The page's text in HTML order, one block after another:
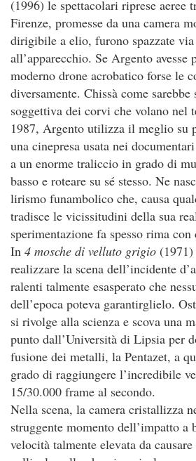
(1996) le spettacolari riprese aeree
Firenze, promesse da una camera
dirigibile a elio, furono spazzate
all’apparecchio. Se Argento avesse
moderno drone acrobatico forse le
diversamente. Chissà come sarebbe
soggettiva dei corvi che volano nel
1987, Argento utilizza il meglio su
una cinepresa usata nei
a un enorme traliccio in grado di
basso e roteare su sé stesso. Ne
lirismo funambolico che, causa
tradisce le vicissitudini della sua
sperimentazione fa spesso rima
In 4 mosche di velluto grigio
realizzare la scena dell’incidente
ralenti talmente esasperato che
dell’epoca poteva garantirglielo.
si rivolge alla scienza e scova una
punto dall’Università di Lipsia per
fusione dei metalli, la Pentazet, a
grado di raggiungere l’incredibile
15/30.000 frame al secondo.
Nella scena, la camera cristallizza
struggente momento dell’impatto a
velocità talmente elevata da